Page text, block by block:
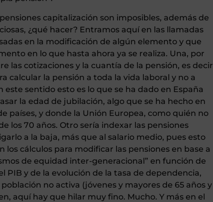
capitalización son imposibles, además de
¿qué hacer? Entramos aquí en las llamadas
en la modificación de algún elemento y que
en lo que hasta ahora ya se realiza. Una, por
las cotizaciones y la cuantía de la pensión, es decir
calcular la pensión a toda la vida laboral y no a
sentido esto es lo que se ha dado en España
la edad de jubilación, algo que se ha hecho en
países, y donde la Unión Europea, como quién no
los 70 años. Otro sería indexar las pensiones
a la baja, más que al salario medio, pues esto
los cálculos para modificar las pensiones en base a
de equidad inter-generacional” en función de
PIB y de la evolución de la tasa de dependencia,
no activa (jóvenes y mayores de 65 años y
aquí hay que hilar muy fino. Mucho. Y más en el